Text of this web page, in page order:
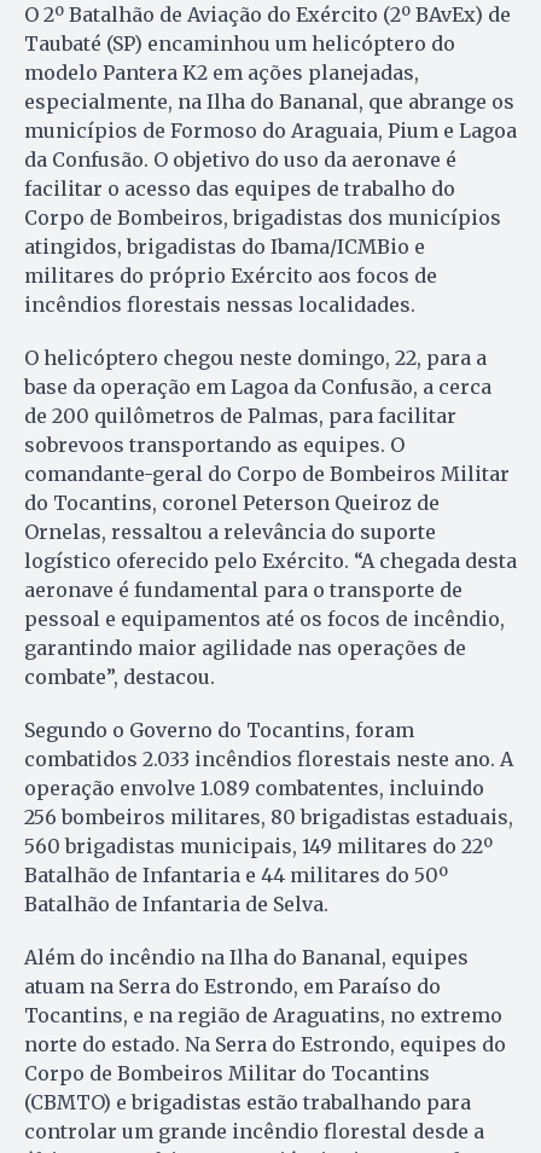
O 2º Batalhão de Aviação do Exército (2º BAvEx) de
Taubaté (SP) encaminhou um helicóptero do
modelo Pantera K2 em ações planejadas,
especialmente, na Ilha do Bananal, que abrange os
municípios de Formoso do Araguaia, Pium e Lagoa
da Confusão. O objetivo do uso da aeronave é
facilitar o acesso das equipes de trabalho do
Corpo de Bombeiros, brigadistas dos municípios
atingidos, brigadistas do Ibama/ICMBio e
militares do próprio Exército aos focos de
incêndios florestais nessas localidades.
O helicóptero chegou neste domingo, 22, para a
base da operação em Lagoa da Confusão, a cerca
de 200 quilômetros de Palmas, para facilitar
sobrevoos transportando as equipes. O
comandante-geral do Corpo de Bombeiros Militar
do Tocantins, coronel Peterson Queiroz de
Ornelas, ressaltou a relevância do suporte
logístico oferecido pelo Exército. “A chegada desta
aeronave é fundamental para o transporte de
pessoal e equipamentos até os focos de incêndio,
garantindo maior agilidade nas operações de
combate”, destacou.
Segundo o Governo do Tocantins, foram
combatidos 2.033 incêndios florestais neste ano. A
operação envolve 1.089 combatentes, incluindo
256 bombeiros militares, 80 brigadistas estaduais,
560 brigadistas municipais, 149 militares do 22º
Batalhão de Infantaria e 44 militares do 50º
Batalhão de Infantaria de Selva.
Além do incêndio na Ilha do Bananal, equipes
atuam na Serra do Estrondo, em Paraíso do
Tocantins, e na região de Araguatins, no extremo
norte do estado. Na Serra do Estrondo, equipes do
Corpo de Bombeiros Militar do Tocantins
(CBMTO) e brigadistas estão trabalhando para
controlar um grande incêndio florestal desde a